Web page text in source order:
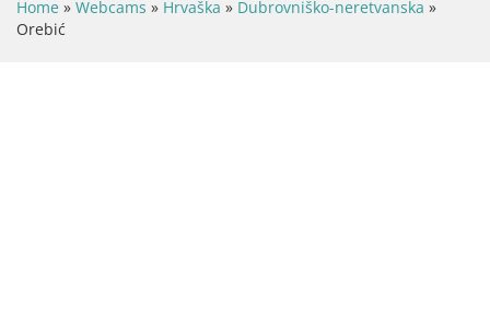
Home » Webcams » Hrvaška » Dubrovniško-neretvanska »
Orebić